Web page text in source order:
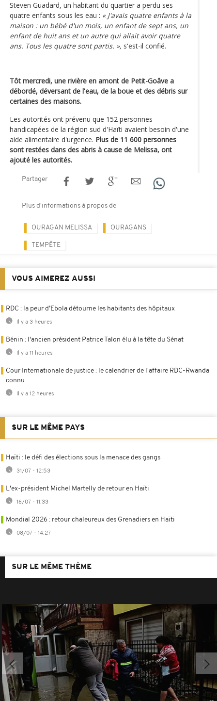
Steven Guadard, un habitant du quartier a perdu ses
quatre enfants sous les eau : « J'avais quatre enfants à la
maison : un bébé d'un mois, un enfant de sept ans, un
enfant de huit ans et un autre qui allait avoir quatre
ans. Tous les quatre sont partis. », s'est-il confié.
Tôt mercredi, une rivière en amont de Petit-Goâve a
débordé, déversant de l'eau, de la boue et des débris sur
certaines des maisons.
Les autorités ont prévenu que 152 personnes
handicapées de la région sud d'Haïti avaient besoin d'une
aide alimentaire d'urgence. Plus de 11 600 personnes
sont restées dans des abris à cause de Melissa, ont
ajouté les autorités.
Partager
Plus d'informations à propos de
OURAGAN MELISSA OURAGANS
TEMPÊTE
VOUS AIMEREZ AUSSI
RDC : la peur d’Ebola détourne les habitants des hôpitaux
Il y a 3 heures
Bénin : l'ancien président Patrice Talon élu à la tête du Sénat
Il y a 11 heures
Cour Internationale de justice : le calendrier de l'affaire RDC-Rwanda
connu
Il y a 12 heures
SUR LE MÊME PAYS
Haïti : le défi des élections sous la menace des gangs
31/07 - 12:53
L'ex-président Michel Martelly de retour en Haïti
16/07 - 11:33
Mondial 2026 : retour chaleureux des Grenadiers en Haïti
08/07 - 14:27
SUR LE MÊME THÈME